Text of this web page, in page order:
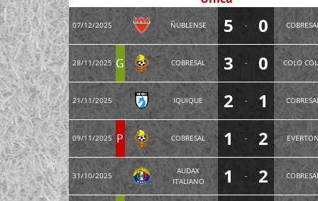
07/12/2025 ÑUBLENSE 5 - 0
28/11/2025 G COBRESAL 3 - 0 COLO
21/11/2025 IQUIQUE 2 - 1
09/11/2025 P COBRESAL 1 - 2
31/10/2025
AUDAX
ITALIANO
1 - 2